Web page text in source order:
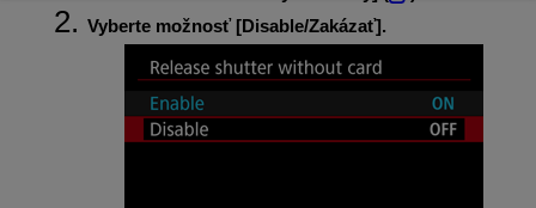
Vyberte možnosť [Disable/Zakázať].